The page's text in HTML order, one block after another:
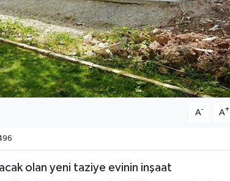
A- A+
olan yeni taziye evinin inşaat